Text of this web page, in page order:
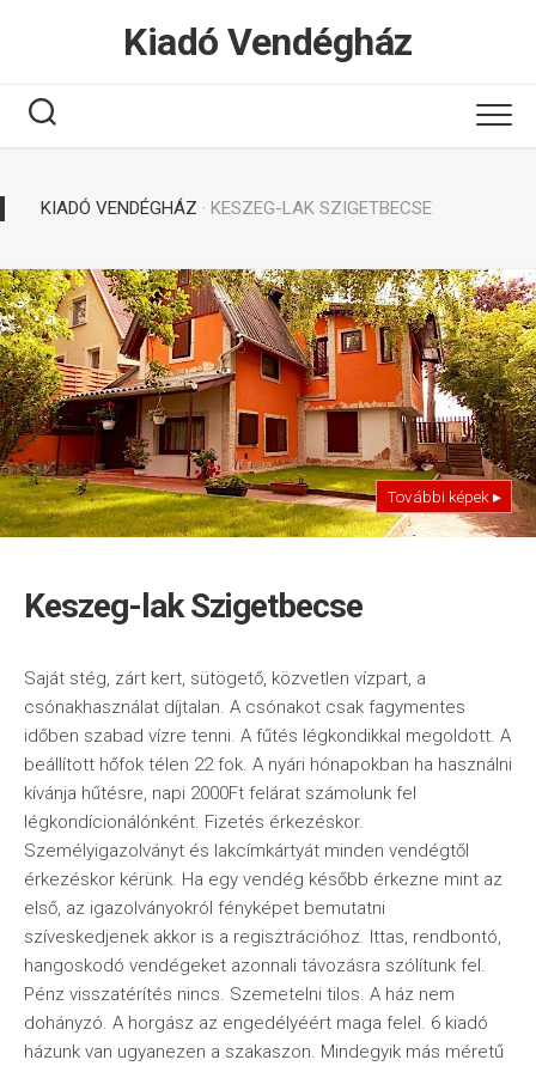
Kiadó Vendégház
KIADÓ VENDÉGHÁZ · KESZEG-LAK SZIGETBECSE
További képek ▸
Keszeg-lak Szigetbecse
Saját stég, zárt kert, sütögető, közvetlen vízpart, a
csónakhasználat díjtalan. A csónakot csak fagymentes
időben szabad vízre tenni. A fűtés légkondikkal megoldott. A
beállított hőfok télen 22 fok. A nyári hónapokban ha használni
kívánja hűtésre, napi 2000Ft felárat számolunk fel
légkondícionálónként. Fizetés érkezéskor.
Személyigazolványt és lakcímkártyát minden vendégtől
érkezéskor kérünk. Ha egy vendég később érkezne mint az
első, az igazolványokról fényképet bemutatni
szíveskedjenek akkor is a regisztrációhoz. Ittas, rendbontó,
hangoskodó vendégeket azonnali távozásra szólítunk fel.
Pénz visszatérítés nincs. Szemetelni tilos. A ház nem
dohányzó. A horgász az engedélyéért maga felel. 6 kiadó
házunk van ugyanezen a szakaszon. Mindegyik más méretű